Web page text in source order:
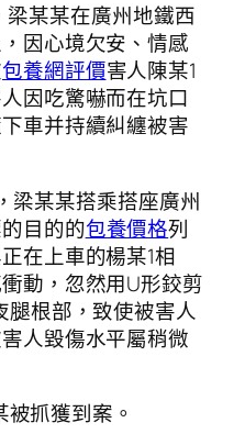
梁某某在廣州地鐵西
因心境欠安、情感
包養網評價害人陳某1
因吃驚嚇而在坑口
車并持續糾纏被害
梁某某搭乘搭座廣州
目的的包養價格列
在上車的楊某1相
動，忽然用U形鉸剪
腿根部，致使被害人
人毀傷水平屬稍微
被抓獲到案。